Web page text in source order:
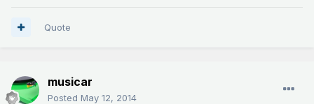
Quote
musicar
Posted May 12, 2014